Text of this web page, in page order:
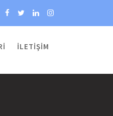
İLETIŞIM